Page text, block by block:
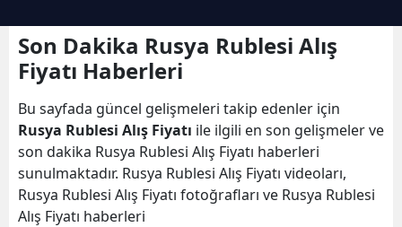
Son Dakika Rusya Rublesi Alış
Fiyatı Haberleri
Bu sayfada güncel gelişmeleri takip edenler için
Rusya Rublesi Alış Fiyatı ile ilgili en son gelişmeler ve
son dakika Rusya Rublesi Alış Fiyatı haberleri
sunulmaktadır. Rusya Rublesi Alış Fiyatı videoları,
Rusya Rublesi Alış Fiyatı fotoğrafları ve Rusya Rublesi
Alış Fiyatı haberleri